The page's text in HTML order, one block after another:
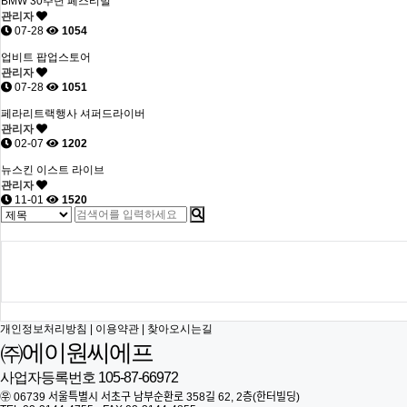
관리자
07-28
1054
업비트 팝업스토어
관리자
07-28
1051
페라리트랙행사 셔퍼드라이버
관리자
02-07
1202
뉴스킨 이스트 라이브
관리자
11-01
1520
개인정보처리방침 이용약관 찾아오시는길
㈜에이원씨에프
사업자등록번호 105-87-66972
㉾ 06739 서울특별시 서초구 남부순환로 358길 62, 2층(한터빌딩)